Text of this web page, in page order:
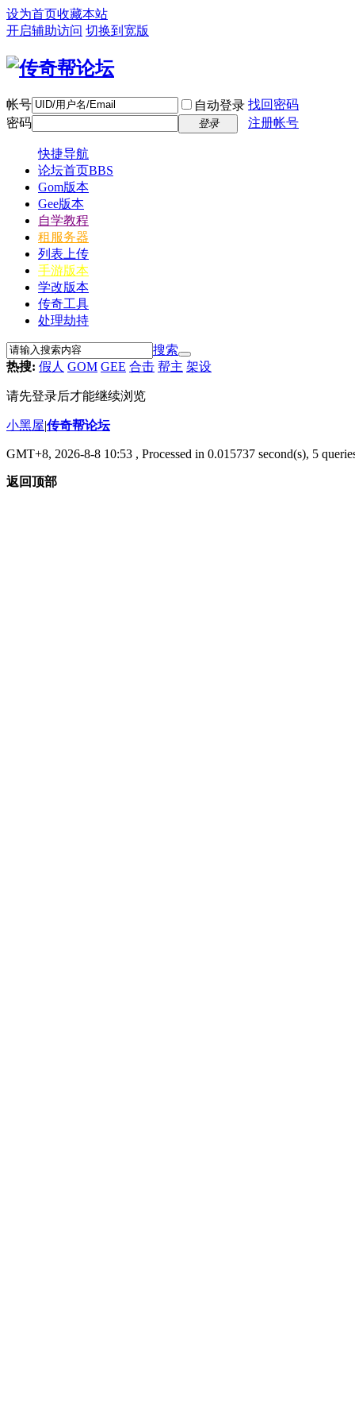
设为首页收藏本站
开启辅助访问 切换到宽版
帐号 自动登录 找回密码
密码
登录 注册帐号
快捷导航
论坛首页BBS
Gom版本
Gee版本
自学教程
租服务器
列表上传
手游版本
学改版本
传奇工具
处理劫持
搜索
热搜: 假人 GOM GEE 合击 帮主 架设
请先登录后才能继续浏览
小黑屋|传奇帮论坛
GMT+8, 2026-8-8 10:53 , Processed in 0.015737 second(s), 5
返回顶部